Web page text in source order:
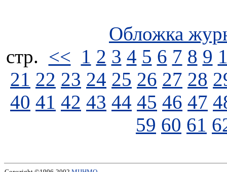
Обложка
стp. << 1 2 3 4 5 6 7 8 9
21 22 23 24 25 26 27 28
40 41 42 43 44 45 46 47
59 60 61